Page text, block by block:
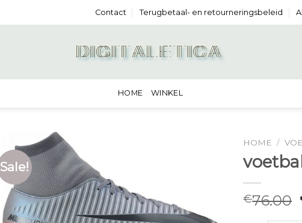
Contact Terugbetaal- en retourneringsbeleid
HOME WINKEL
Sale!
HOME /
€76.00